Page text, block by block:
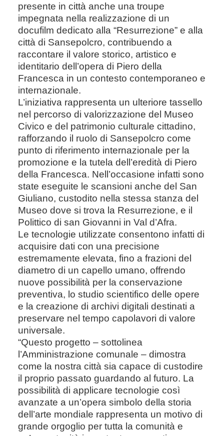
presente in città anche una troupe
impegnata nella realizzazione di un
docufilm dedicato alla “Resurrezione” e alla
città di Sansepolcro, contribuendo a
raccontare il valore storico, artistico e
identitario dell’opera di Piero della
Francesca in un contesto contemporaneo e
internazionale.
L’iniziativa rappresenta un ulteriore tassello
nel percorso di valorizzazione del Museo
Civico e del patrimonio culturale cittadino,
rafforzando il ruolo di Sansepolcro come
punto di riferimento internazionale per la
promozione e la tutela dell’eredità di Piero
della Francesca. Nell’occasione infatti sono
state eseguite le scansioni anche del San
Giuliano, custodito nella stessa stanza del
Museo dove si trova la Resurrezione, e il
Polittico di san Giovanni in Val d’Afra.
Le tecnologie utilizzate consentono infatti di
acquisire dati con una precisione
estremamente elevata, fino a frazioni del
diametro di un capello umano, offrendo
nuove possibilità per la conservazione
preventiva, lo studio scientifico delle opere
e la creazione di archivi digitali destinati a
preservare nel tempo capolavori di valore
universale.
“Questo progetto – sottolinea
l’Amministrazione comunale – dimostra
come la nostra città sia capace di custodire
il proprio passato guardando al futuro. La
possibilità di applicare tecnologie così
avanzate a un’opera simbolo della storia
dell’arte mondiale rappresenta un motivo di
grande orgoglio per tutta la comunità e